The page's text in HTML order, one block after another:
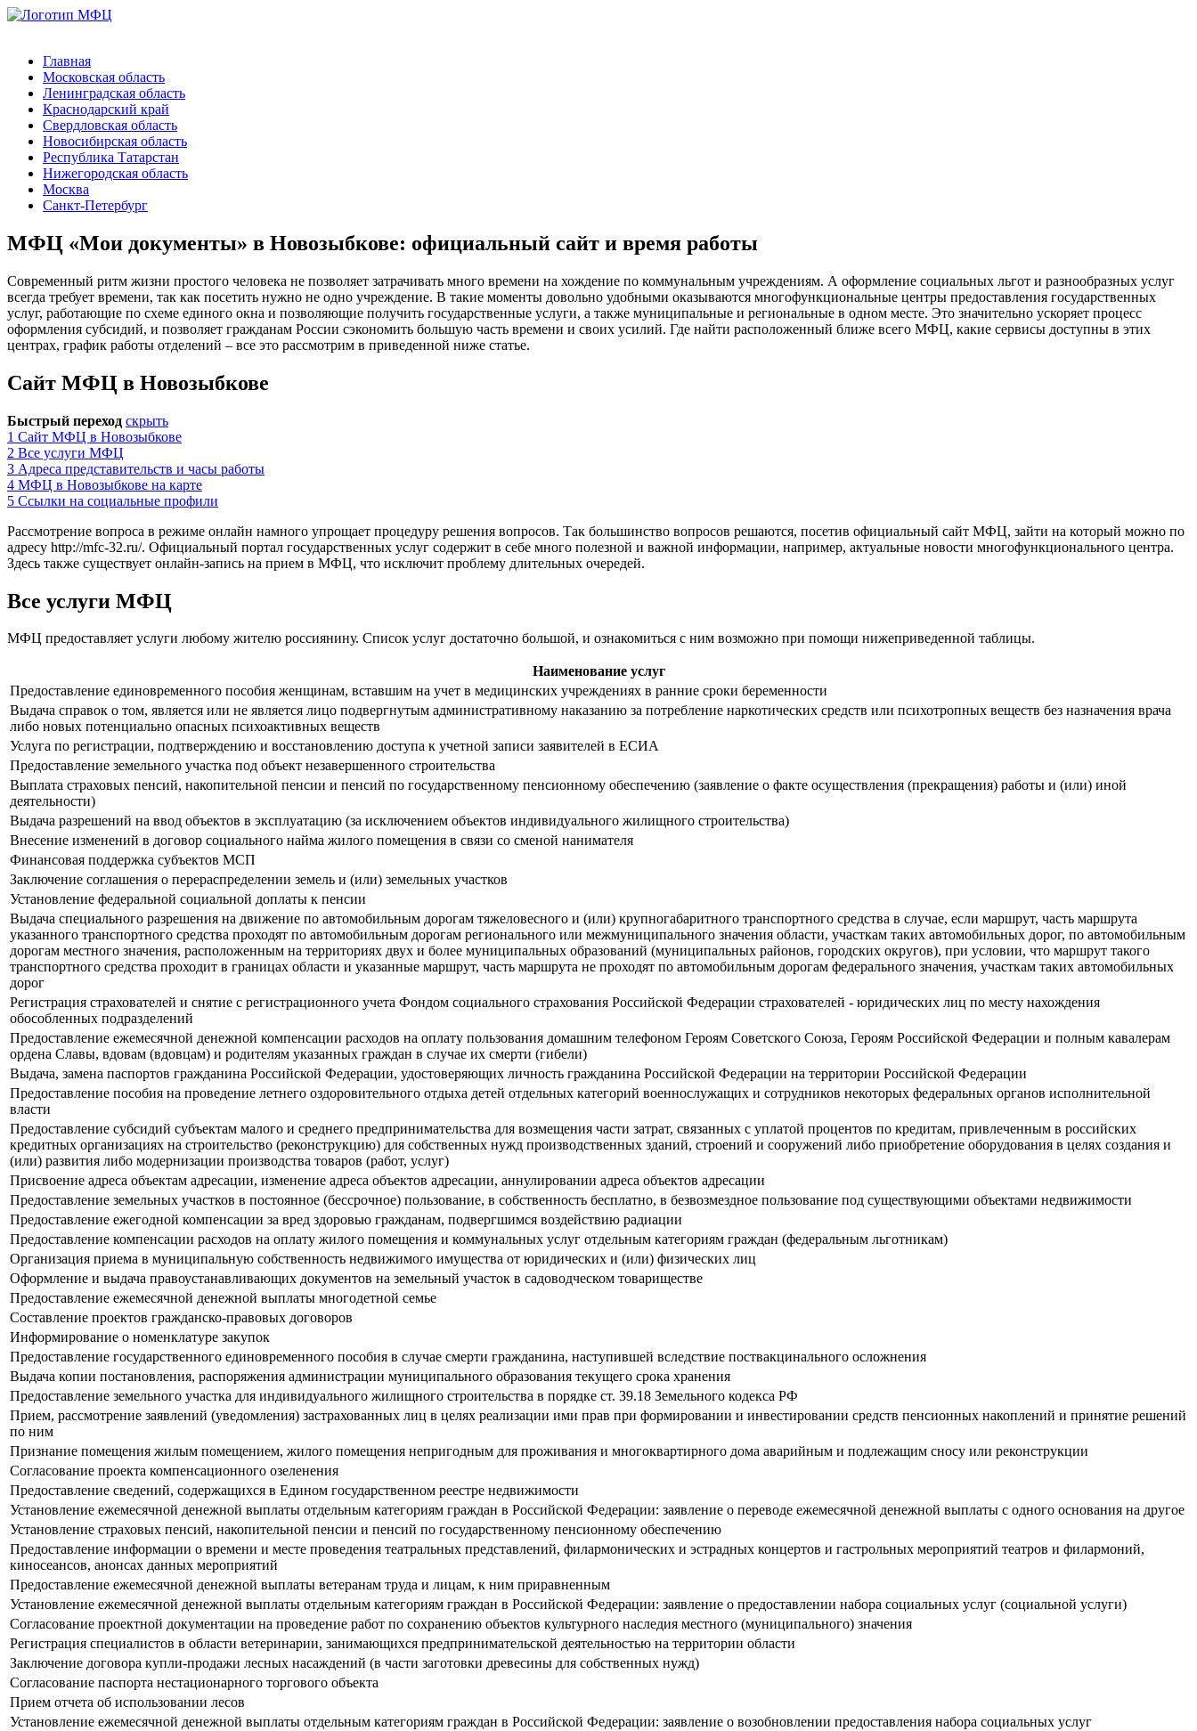
Главная
Московская область
Ленинградская область
Краснодарский край
Свердловская область
Новосибирская область
Республика Татарстан
Нижегородская область
Москва
Санкт-Петербург
МФЦ «Мои документы» в Новозыбкове: официальный сайт и время работы
Современный ритм жизни простого человека не позволяет затрачивать много времени на хождение по коммунальным учреждениям. А оформление социальных льгот и разнообразных услуг
всегда требует времени, так как посетить нужно не одно учреждение. В такие моменты довольно удобными оказываются многофункциональные центры предоставления государственных
услуг, работающие по схеме единого окна и позволяющие получить государственные услуги, а также муниципальные и региональные в одном месте. Это значительно ускоряет процесс
оформления субсидий, и позволяет гражданам России сэкономить большую часть времени и своих усилий. Где найти расположенный ближе всего МФЦ, какие сервисы доступны в этих
центрах, график работы отделений – все это рассмотрим в приведенной ниже статье.
Сайт МФЦ в Новозыбкове
Быстрый переход скрыть
1 Сайт МФЦ в Новозыбкове
2 Все услуги МФЦ
3 Адреса представительств и часы работы
4 МФЦ в Новозыбкове на карте
5 Ссылки на социальные профили
Рассмотрение вопроса в режиме онлайн намного упрощает процедуру решения вопросов. Так большинство вопросов решаются, посетив официальный сайт МФЦ, зайти на который можно по
адресу http://mfc-32.ru/. Официальный портал государственных услуг содержит в себе много полезной и важной информации, например, актуальные новости многофункционального центра.
Здесь также существует онлайн-запись на прием в МФЦ, что исключит проблему длительных очередей.
Все услуги МФЦ
МФЦ предоставляет услуги любому жителю россиянину. Список услуг достаточно большой, и ознакомиться с ним возможно при помощи нижеприведенной таблицы.
Наименование услуг
Предоставление единовременного пособия женщинам, вставшим на учет в медицинских учреждениях в ранние сроки беременности
Выдача справок о том, является или не является лицо подвергнутым административному наказанию за потребление наркотических средств или психотропных веществ без назначения врача
либо новых потенциально опасных психоактивных веществ
Услуга по регистрации, подтверждению и восстановлению доступа к учетной записи заявителей в ЕСИА
Предоставление земельного участка под объект незавершенного строительства
Выплата страховых пенсий, накопительной пенсии и пенсий по государственному пенсионному обеспечению (заявление о факте осуществления (прекращения) работы и (или) иной
деятельности)
Выдача разрешений на ввод объектов в эксплуатацию (за исключением объектов индивидуального жилищного строительства)
Внесение изменений в договор социального найма жилого помещения в связи со сменой нанимателя
Финансовая поддержка субъектов МСП
Заключение соглашения о перераспределении земель и (или) земельных участков
Установление федеральной социальной доплаты к пенсии
Выдача специального разрешения на движение по автомобильным дорогам тяжеловесного и (или) крупногабаритного транспортного средства в случае, если маршрут, часть маршрута
указанного транспортного средства проходят по автомобильным дорогам регионального или межмуниципального значения области, участкам таких автомобильных дорог, по автомобильным
дорогам местного значения, расположенным на территориях двух и более муниципальных образований (муниципальных районов, городских округов), при условии, что маршрут такого
транспортного средства проходит в границах области и указанные маршрут, часть маршрута не проходят по автомобильным дорогам федерального значения, участкам таких автомобильных
дорог
Регистрация страхователей и снятие с регистрационного учета Фондом социального страхования Российской Федерации страхователей - юридических лиц по месту нахождения
обособленных подразделений
Предоставление ежемесячной денежной компенсации расходов на оплату пользования домашним телефоном Героям Советского Союза, Героям Российской Федерации и полным кавалерам
ордена Славы, вдовам (вдовцам) и родителям указанных граждан в случае их смерти (гибели)
Выдача, замена паспортов гражданина Российской Федерации, удостоверяющих личность гражданина Российской Федерации на территории Российской Федерации
Предоставление пособия на проведение летнего оздоровительного отдыха детей отдельных категорий военнослужащих и сотрудников некоторых федеральных органов исполнительной
власти
Предоставление субсидий субъектам малого и среднего предпринимательства для возмещения части затрат, связанных с уплатой процентов по кредитам, привлеченным в российских
кредитных организациях на строительство (реконструкцию) для собственных нужд производственных зданий, строений и сооружений либо приобретение оборудования в целях создания и
(или) развития либо модернизации производства товаров (работ, услуг)
Присвоение адреса объектам адресации, изменение адреса объектов адресации, аннулировании адреса объектов адресации
Предоставление земельных участков в постоянное (бессрочное) пользование, в собственность бесплатно, в безвозмездное пользование под существующими объектами недвижимости
Предоставление ежегодной компенсации за вред здоровью гражданам, подвергшимся воздействию радиации
Предоставление компенсации расходов на оплату жилого помещения и коммунальных услуг отдельным категориям граждан (федеральным льготникам)
Организация приема в муниципальную собственность недвижимого имущества от юридических и (или) физических лиц
Оформление и выдача правоустанавливающих документов на земельный участок в садоводческом товариществе
Предоставление ежемесячной денежной выплаты многодетной семье
Составление проектов гражданско-правовых договоров
Информирование о номенклатуре закупок
Предоставление государственного единовременного пособия в случае смерти гражданина, наступившей вследствие поствакцинального осложнения
Выдача копии постановления, распоряжения администрации муниципального образования текущего срока хранения
Предоставление земельного участка для индивидуального жилищного строительства в порядке ст. 39.18 Земельного кодекса РФ
Прием, рассмотрение заявлений (уведомления) застрахованных лиц в целях реализации ими прав при формировании и инвестировании средств пенсионных накоплений и принятие решений
по ним
Признание помещения жилым помещением, жилого помещения непригодным для проживания и многоквартирного дома аварийным и подлежащим сносу или реконструкции
Согласование проекта компенсационного озеленения
Предоставление сведений, содержащихся в Едином государственном реестре недвижимости
Установление ежемесячной денежной выплаты отдельным категориям граждан в Российской Федерации: заявление о переводе ежемесячной денежной выплаты с одного основания на другое
Установление страховых пенсий, накопительной пенсии и пенсий по государственному пенсионному обеспечению
Предоставление информации о времени и месте проведения театральных представлений, филармонических и эстрадных концертов и гастрольных мероприятий театров и филармоний,
киносеансов, анонсах данных мероприятий
Предоставление ежемесячной денежной выплаты ветеранам труда и лицам, к ним приравненным
Установление ежемесячной денежной выплаты отдельным категориям граждан в Российской Федерации: заявление о предоставлении набора социальных услуг (социальной услуги)
Согласование проектной документации на проведение работ по сохранению объектов культурного наследия местного (муниципального) значения
Регистрация специалистов в области ветеринарии, занимающихся предпринимательской деятельностью на территории области
Заключение договора купли-продажи лесных насаждений (в части заготовки древесины для собственных нужд)
Согласование паспорта нестационарного торгового объекта
Прием отчета об использовании лесов
Установление ежемесячной денежной выплаты отдельным категориям граждан в Российской Федерации: заявление о возобновлении предоставления набора социальных услуг